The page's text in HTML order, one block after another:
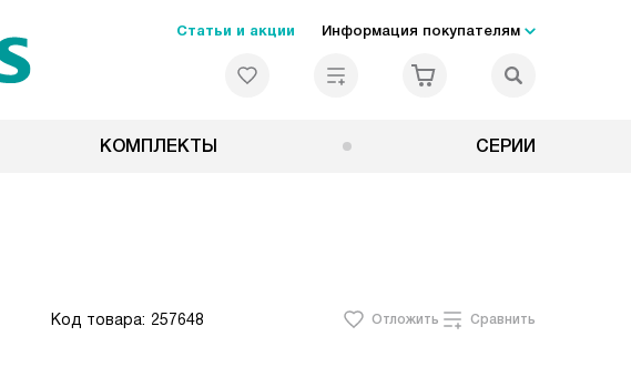
Статьи и акции Информация покупателям
КОМПЛЕКТЫ СЕРИИ
Код товара: 257648 Отложить Сравнить